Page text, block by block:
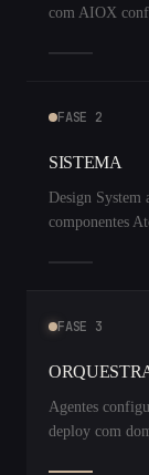
com AIOX
FASE 2
SISTEMA
Design System
componentes
FASE 3
Agentes
deploy com